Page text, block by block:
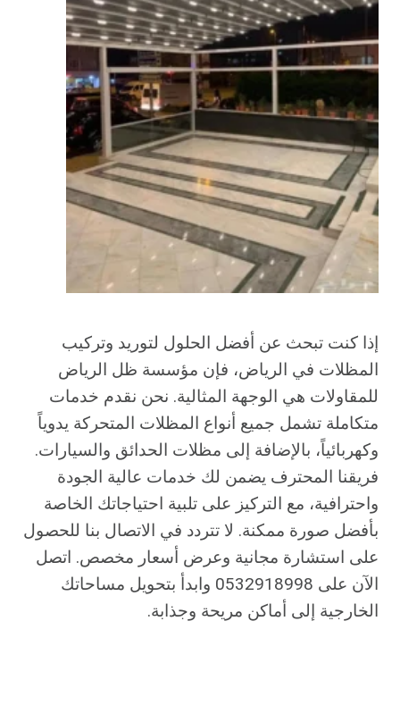
إذا كنت تبحث عن أفضل الحلول لتوريد وتركيب
المظلات في الرياض، فإن مؤسسة ظل الرياض
للمقاولات هي الوجهة المثالية. نحن نقدم خدمات
متكاملة تشمل جميع أنواع المظلات المتحركة يدوياً
وكهربائياً، بالإضافة إلى مظلات الحدائق والسيارات.
فريقنا المحترف يضمن لك خدمات عالية الجودة
واحترافية، مع التركيز على تلبية احتياجاتك الخاصة
بأفضل صورة ممكنة. لا تتردد في الاتصال بنا للحصول
على استشارة مجانية وعرض أسعار مخصص. اتصل
الآن على 0532918998 وابدأ بتحويل مساحاتك
الخارجية إلى أماكن مريحة وجذابة.